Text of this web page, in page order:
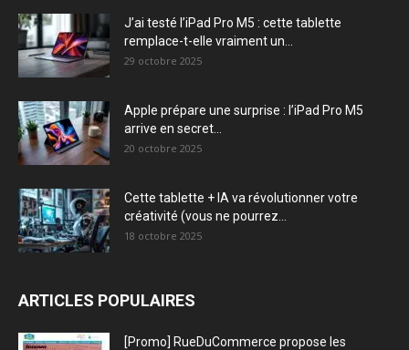
J’ai testé l’iPad Pro M5 : cette tablette
remplace-t-elle vraiment un...
29 octobre 2025
Apple prépare une surprise : l’iPad Pro M5
arrive en secret...
20 octobre 2025
Cette tablette + IA va révolutionner votre
créativité (vous ne pourrez...
18 octobre 2025
ARTICLES POPULAIRES
[Promo] RueDuCommerce propose les